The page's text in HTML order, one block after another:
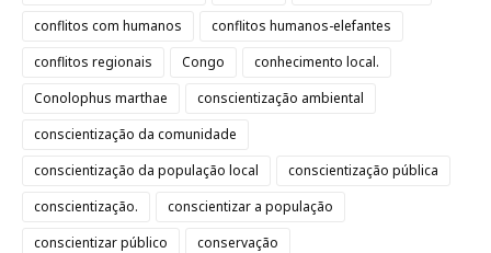
conflitos com humanos
conflitos humanos-elefantes
conflitos regionais
Congo
conhecimento local.
Conolophus marthae
conscientização ambiental
conscientização da comunidade
conscientização da população local
conscientização pública
conscientização.
conscientizar a população
conscientizar público
conservação